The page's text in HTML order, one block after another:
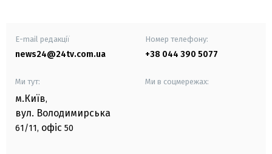
E-mail редакції
news24@24tv.com.ua
Номер телефону:
+38 044 390 5077
Ми тут:
м.Київ,
вул. Володимирська
61/11, офіс 50
Ми в соцмережах: